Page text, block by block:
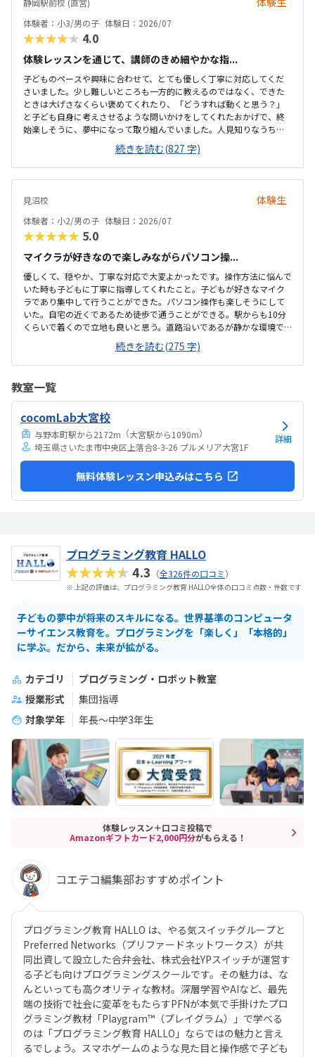
体験者：小3/男の子 体験日：2026/07
★★★★★ 4.0
体験レッスンを通じて、講師のきめ細やかな指...
子どものペースや興味に合わせて、とても優しく丁寧に対応してくだ
さいました。少し難しいところも一方的に教えるのではなく、できた
ときは大げさなくらい褒めてくれたり、「どうすれば動くと思う？」
と子ども自身に考えさせるような問いかけをしてくれたおかげで、終
始楽しそうに、夢中になって取り組んでいました。人見知りなうちの
子もすぐに緊張がほぐれ、安心して楽しく学べたと感じています。子
どもが大好きなロブロックスの世界を舞台にしているため、最初から
最後まで高いモチベーションで取り組めていました。ただ遊ぶだけで
なく、ゲームを作るというプロセスを通じて、自然とプログラミング
と感じました。自分の思い描いた動きが画面上にすぐに反映される仕
組みも、子どもの「もっと作りたい」という意欲をを引き出すのにぴ
ったりだと思いました。最寄り駅から近く、大通りを通...
続きを読む(827 字)
見沼校 体験生
体験者：小2/男の子 体験日：2026/07
★★★★★ 5.0
マイクラが好きなので楽しみながらパソコン操...
優しくて、穏やか、丁寧な対応で大変よかったです。操作方法に悩んで
いた時も子どもに丁寧に指導してくれたこと。子どもが好きなマイク
ラであり集中して行うことができた。パソコン操作も楽しそうにして
いた。自宅の近くであるため徒歩で通うことができる。駅からも10分
くらいで着くので立地も良いと思う。道路沿いであるが静かな環境で
子どもも落ち着いて集中して授業を受けることができた。プログラミ
ングは高いイメージですが、月2回ということもあり、お手頃に通いや
すい金額であると思った。子どもが発言したことを肯定する姿勢で関
続きを読む(275 字)
教室一覧
cocomLab大宮校
与野本町駅から2172m （大宮駅から1090m）
埼玉県さいたま市中央区上落合8-3-26 プルメリア大宮1F
詳細
無料体験レッスン申込みはこちら
プログラミング教育 HALLO
★★★★★4.3 （全326件の口コミ）
※ 上記の評価は、プログラミング教育 HALLO全体の口コミ点数・件数です
子どもの夢中が将来のスキルになる。世界基準のコンピュータ
ーサイエンス教育を。プログラミングを「楽しく」「本格的」
に学ぶ。だから、未来が拡がる。
カテゴリ
プログラミング・ロボット教室
授業形式
集団指導
対象学年
年長～中学3年生
体験レッスン＋口コミ投稿で
Amazonギフトカード2,000円分がもらえる！
コエテコ編集部おすすめポイント
プログラミング教育 HALLO は、やる気スイッチグループと
Preferred Networks（プリファードネットワークス）が共
同出資して設立した合弁会社、株式会社YPスイッチが運営す
る子ども向けプログラミングスクールです。その魅力は、な
んといっても高クオリティな教材。深層学習やAIなど、最先
端の技術で社会に変革をもたらすPFNが本気で手掛けたプロ
グラミング教材「Playgram™（プレイグラム）」で学べる
のは「プログラミング教育 HALLO」ならではの魅力と言え
るでしょう。スマホゲームのような見た目と操作感で子ども